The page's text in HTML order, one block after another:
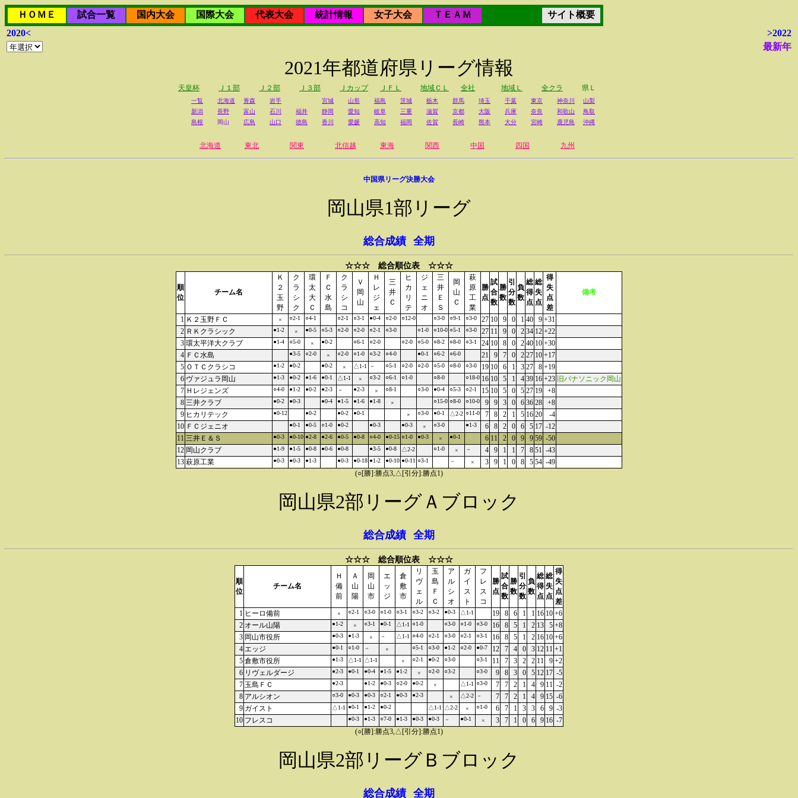
ＨＯＭＥ 試合一覧 国内大会 国際大会 代表大会 統計情報 女子大会 ＴＥＡＭ
サイト概要
2020<
>2022
最新年
2021年都道府県リーグ情報
天皇杯 Ｊ１部 Ｊ２部 Ｊ３部 Ｊカップ ＪＦＬ 地域ＣＬ 全社 地域Ｌ 全クラ 県Ｌ
一覧 北海道 青森 岩手 宮城 山形 福島 茨城 栃木 群馬 埼玉 千葉 東京 神奈川
山梨
新潟
長野 富山 石川 福井 静岡 愛知 岐阜 三重 滋賀 京都 大阪 兵庫 奈良 和歌山
鳥取
島根
岡山 広島 山口 徳島 香川 愛媛 高知 福岡 佐賀 長崎 熊本 大分 宮崎 鹿児島 沖縄
北海道 東北 関東 北信越 東海 関西 中国 四国 九州
中国県リーグ決勝大会
岡山県1部リーグ
総合成績 全期
☆☆☆ 総合順位表 ☆☆☆
順
位
チーム名
Ｋ
２
玉
野
ク
ラ
シ
ク
環
太
大
Ｃ
Ｆ
Ｃ
水
島
ク
ラ
シ
コ
Ｖ
岡
山
Ｈ
レ
ジ
ェ
三
井
Ｃ
ヒ
カ
リ
テ
ジ
ェ
ニ
オ
三
井
Ｅ
Ｓ
岡
山
Ｃ
萩
原
工
業
勝
点
試
合
数
勝
数
引
分
数
負
数
総
得
点
総
失
点
得
失
点
差
備考
1 Ｋ２玉野ＦＣ × ○2-1 ○4-1 ○2-1 ○3-1 ●0-4 ○2-0 ○12-0 ○3-0 ○9-1 ○3-0 27 10 9 0 1 40 9 +31
2 ＲＫクラシック ●1-2 × ●0-5 ○5-3 ○2-0 ○2-0 ○2-1 ○3-0 ○1-0 ○10-0 ○5-1 ○3-0 27 11 9 0 2 34 12 +22
3 環太平洋大クラブ ●1-4 ○5-0 × ●0-2 ○6-1 ○2-0 ○2-0 ○5-0 ○8-2 ○8-0 ○3-1 24 10 8 0 2 40 10 +30
4 ＦＣ水島 ●3-5 ○2-0 × ○2-0 ○1-0 ○3-2 ○4-0 ●0-1 ○6-2 ○6-0 21 9 7 0 2 27 10 +17
5 ＯＴＣクラシコ ●1-2 ●0-2 ●0-2 × △1-1 － ○5-1 ○2-0 ○2-0 ○5-0 ○8-0 ○3-0 19 10 6 1 3 27 8 +19
6 ヴァジュラ岡山 ●1-3 ●0-2 ●1-6 ●0-1 △1-1 × ○3-2 ○6-1 ○1-0 ○8-0 ○18-0 16 10 5 1 4 39 16 +23 旧パナソニック岡山
7 Ｈレジェンズ ○4-0 ●1-2 ●0-2 ●2-3 － ●2-3 × ○8-1 ○3-0 ●0-4 ○5-3 ○2-1 15 10 5 0 5 27 19
+8
8 三井クラブ ●0-2 ●0-3 ●0-4 ●1-5 ●1-6 ●1-8 × ○15-0 ○8-0 ○10-0 9 9 3 0 6 36 28
+8
9 ヒカリテック ●0-12 ●0-2 ●0-2 ●0-1 × ○3-0 ●0-1 △2-2 ○11-0 7 8 2 1 5 16 20
-4
10 ＦＣジェニオ ●0-1 ●0-5 ○1-0 ●0-2 ●0-3 ●0-3 × ○3-0 ●1-3 6 8 2 0 6 5 17 -12
11 三井Ｅ＆Ｓ ●0-3 ●0-10 ●2-8 ●2-6 ●0-5 ●0-8 ○4-0 ●0-15 ○1-0 ●0-3 × ●0-1 6 11 2 0 9 9 59 -50
12 岡山クラブ ●1-9 ●1-5 ●0-8 ●0-6 ●0-8 ●3-5 ●0-8 △2-2 ○1-0 × － 4 9 1 1 7 8 51 -43
13 萩原工業 ●0-3 ●0-3 ●1-3 ●0-3 ●0-18 ●1-2 ●0-10 ●0-11 ○3-1 － × 3 9 1 0 8 5 54 -49
(○[勝]:勝点3,△[引分]:勝点1)
岡山県2部リーグＡブロック
総合成績 全期
☆☆☆ 総合順位表 ☆☆☆
順
位
チーム名
Ｈ
備
前
Ａ
山
陽
岡
山
市
エ
ッ
ジ
倉
敷
市
リ
ヴ
ェ
ル
玉
島
Ｆ
Ｃ
ア
ル
シ
オ
ガ
イ
ス
ト
フ
レ
ス
コ
勝
点
試
合
数
勝
数
引
分
数
負
数
総
得
点
総
失
点
得
失
点
差
1 ヒーロ備前 × ○2-1 ○3-0 ○1-0 ○3-1 ○3-2 ○3-2 ●0-3 △1-1 19 8 6 1 1 16 10 +6
2 オール山陽 ●1-2 × ○3-1 ●0-1 △1-1 ○1-0 ○3-0 ○1-0 ○3-0 16 8 5 1 2 13 5 +8
3 岡山市役所 ●0-3 ●1-3 × － △1-1 ○4-0 ○2-1 ○3-0 ○2-1 ○3-1 16 8 5 1 2 16 10 +6
4 エッジ ●0-1 ○1-0 － × ○5-1 ○3-0 ●1-2 ○2-0 ●0-7 12 7 4 0 3 12 11 +1
5 倉敷市役所 ●1-3 △1-1 △1-1 × ○2-1 ●0-2 ○3-0 ○3-1 11 7 3 2 2 11 9 +2
6 リヴェルダージ ●2-3 ●0-1 ●0-4 ●1-5 ●1-2 × ○2-0 ○3-2 ○3-0 9 8 3 0 5 12 17 -5
7 玉島ＦＣ ●2-3 ●1-2 ●0-3 ○2-0 ●0-2 × △1-1 ○3-0 7 7 2 1 4 9 11 -2
8 アルシオン ○3-0 ●0-3 ●0-3 ○2-1 ●0-3 ●2-3 × △2-2 － 7 7 2 1 4 9 15 -6
9 ガイスト △1-1 ●0-1 ●1-2 ●0-2 △1-1 △2-2 × ○1-0 6 7 1 3 3 6 9 -3
10 フレスコ ●0-3 ●1-3 ○7-0 ●1-3 ●0-3 ●0-3 － ●0-1 × 3 7 1 0 6 9 16 -7
(○[勝]:勝点3,△[引分]:勝点1)
岡山県2部リーグＢブロック
総合成績 全期